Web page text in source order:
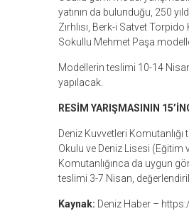
yatının da bulunduğu, 250
Zırhlısı, Berk-i Satvet
Sokullu Mehmet Paşa
Modellerin teslimi 10-14
yapılacak.
RESİM YARIŞMASININ
Deniz Kuvvetleri
Okulu ve Deniz Lisesi
Komutanlığınca da uygun
teslimi 3-7 Nisan,
Kaynak: Deniz Haber –